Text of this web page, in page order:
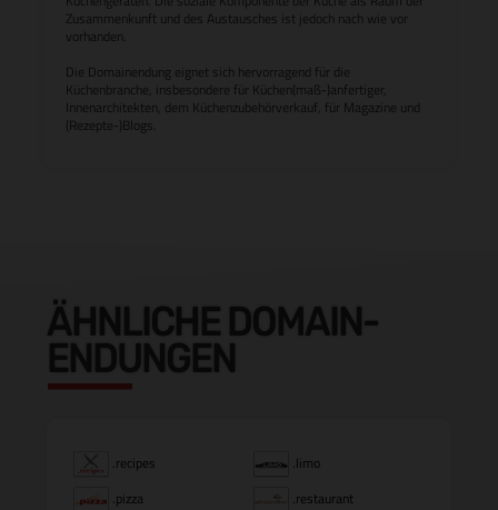
Zusammenkunft und des Austausches ist jedoch nach wie vor
vorhanden.
Die Domainendung eignet sich hervorragend für die
Küchenbranche, insbesondere für Küchen(maß-)anfertiger,
Innenarchitekten, dem Küchenzubehörverkauf, für Magazine und
(Rezepte-)Blogs.
ÄHNLICHE DOMAIN-
ENDUNGEN
.recipes
.limo
.pizza
.restaurant